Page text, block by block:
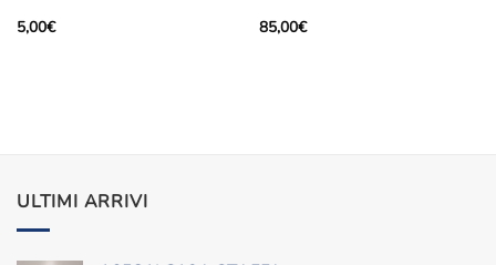
5,00€
85,00€
ULTIMI ARRIVI